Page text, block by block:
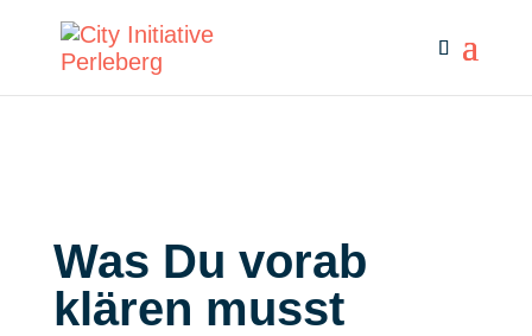
Was Du vorab
klären musst